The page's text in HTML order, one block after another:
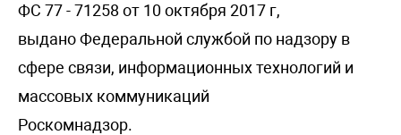
ФС 77 - 71258 от 10 октября 2017 г,
выдано Федеральной службой по надзору в
сфере связи, информационных технологий и
массовых коммуникаций
Роскомнадзор.